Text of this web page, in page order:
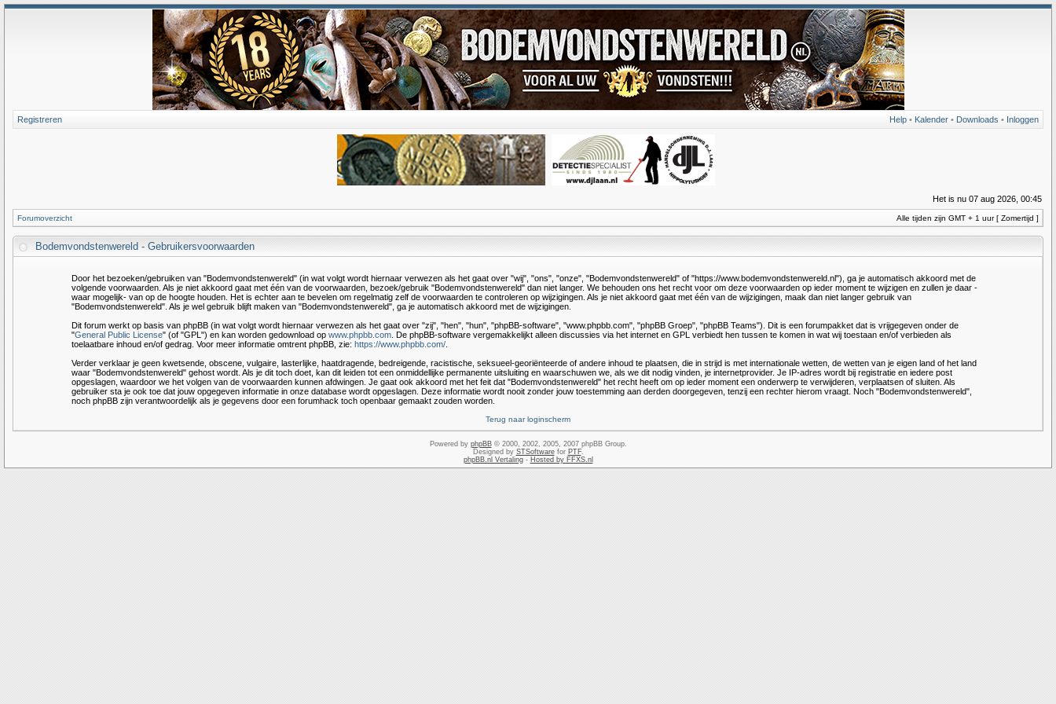
Help • Kalender • Downloads • Inloggen
Registreren
Het is nu 07 aug 2026, 00:45
Forumoverzicht Alle tijden zijn GMT + 1 uur [ Zomertijd ]
Bodemvondstenwereld - Gebruikersvoorwaarden
Door het bezoeken/gebruiken van "Bodemvondstenwereld" (in wat volgt wordt hiernaar verwezen als het gaat over "wij", "ons", "onze", "Bodemvondstenwereld" of "https://www.bodemvondstenwereld.nl"), ga je automatisch akkoord met de
volgende voorwaarden. Als je niet akkoord gaat met één van de voorwaarden, bezoek/gebruik "Bodemvondstenwereld" dan niet langer. We behouden ons het recht voor om deze voorwaarden op ieder moment te wijzigen en zullen je daar -
waar mogelijk- van op de hoogte houden. Het is echter aan te bevelen om regelmatig zelf de voorwaarden te controleren op wijzigingen. Als je niet akkoord gaat met één van de wijzigingen, maak dan niet langer gebruik van
"Bodemvondstenwereld". Als je wel gebruik blijft maken van "Bodemvondstenwereld", ga je automatisch akkoord met de wijzigingen.
Dit forum werkt op basis van phpBB (in wat volgt wordt hiernaar verwezen als het gaat over "zij", "hen", "hun", "phpBB-software", "www.phpbb.com", "phpBB Groep", "phpBB Teams"). Dit is een forumpakket dat is vrijgegeven onder de
"General Public License" (of "GPL") en kan worden gedownload op www.phpbb.com . De phpBB-software vergemakkelijkt alleen discussies via het internet en GPL verbiedt hen tussen te komen in wat wij toestaan en/of verbieden als
toelaatbare inhoud en/of gedrag. Voor meer informatie omtrent phpBB, zie: https://www.phpbb.com/
Verder verklaar je geen kwetsende, obscene, vulgaire, lasterlijke, haatdragende, bedreigende, racistische, seksueel-georiënteerde of andere inhoud te plaatsen, die in strijd is met internationale wetten, de wetten van je eigen land of het land
waar "Bodemvondstenwereld" gehost wordt. Als je dit toch doet, kan dit leiden tot een onmiddellijke permanente uitsluiting en waarschuwen we, als we dit nodig vinden, je internetprovider. Je IP-adres wordt bij registratie en iedere post
opgeslagen, waardoor we het volgen van de voorwaarden kunnen afdwingen. Je gaat ook akkoord met het feit dat "Bodemvondstenwereld" het recht heeft om op ieder moment een onderwerp te verwijderen, verplaatsen of sluiten. Als
gebruiker sta je ook toe dat jouw opgegeven informatie in onze database wordt opgeslagen. Deze informatie wordt nooit zonder jouw toestemming aan derden doorgegeven, tenzij een rechter hierom vraagt. Noch "Bodemvondstenwereld",
noch phpBB zijn verantwoordelijk als je gegevens door een forumhack toch openbaar gemaakt zouden worden.
Terug naar loginscherm
Powered by phpBB© 2000, 2002, 2005, 2007 phpBB Group.
Designed by STSoftwarefor PTF.
phpBB.nl Vertaling- Hosted by FFXS.nl